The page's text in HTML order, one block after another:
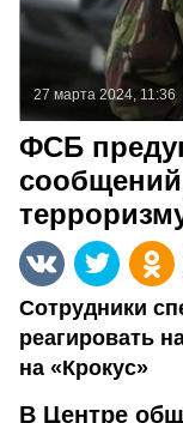
27 марта 2024, 11:36
ФСБ
Сотрудники
реагировать
на «Крокус»
В Центре